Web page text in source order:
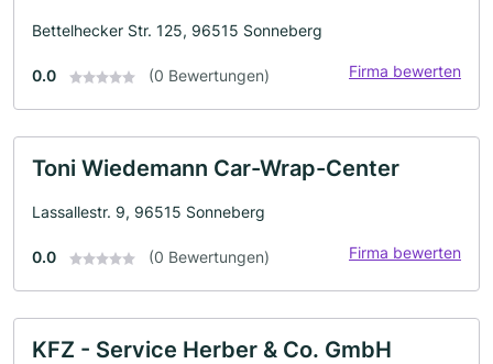
Bettelhecker Str. 125, 96515 Sonneberg
0.0 (0 Bewertungen) Firma bewerten
Toni Wiedemann Car-Wrap-Center
Lassallestr. 9, 96515 Sonneberg
0.0 (0 Bewertungen) Firma bewerten
KFZ - Service Herber & Co. GmbH